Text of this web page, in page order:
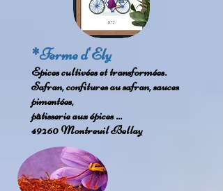
*Ferme d'Ely
Epices cultivées et transformées.
Safran, confitures au safran, sauces
pimentées,
pâtisserie aux épices ...
49260 Montreuil Bellay